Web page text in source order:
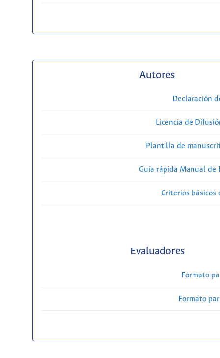
Autores
Declaración
Licencia de
Plantilla de
Guía rápida Manual de
Criterios básicos
Evaluadores
Formato
Formato